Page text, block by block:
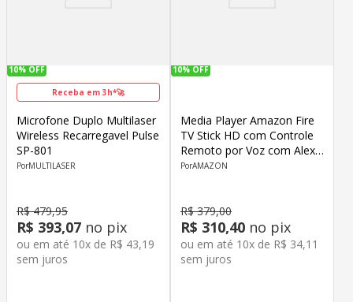
10% OFF
Receba em 3h*🚀
Microfone Duplo Multilaser
Wireless Recarregavel Pulse
SP-801
MULTILASER
R$ 479,95
R$ 393,07 no pix
ou em até 10x de R$ 43,19
sem juros
10% OFF
Media Player Amazon Fire
TV Stick HD com Controle
Remoto por Voz com Alexa
B0DVK166SV
AMAZON
R$ 379,00
R$ 310,40 no pix
ou em até 10x de R$ 34,11
sem juros